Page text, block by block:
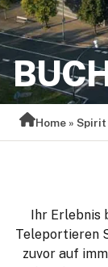
Home »Spirit
Ihr Erlebnis
Teleportieren
zuvor auf